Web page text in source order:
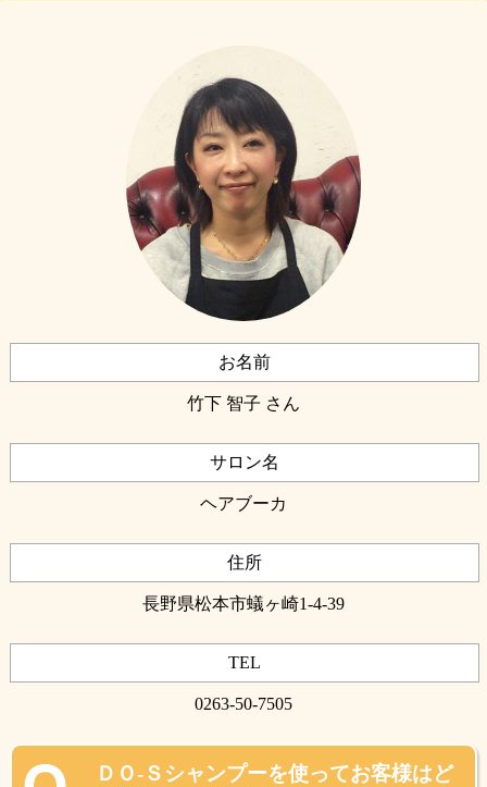
お名前
竹下 智子 さん
サロン名
ヘアブーカ
住所
長野県松本市蟻ヶ崎1-4-39
TEL
0263-50-7505
ＤＯ-Ｓシャンプーを使ってお客様はど